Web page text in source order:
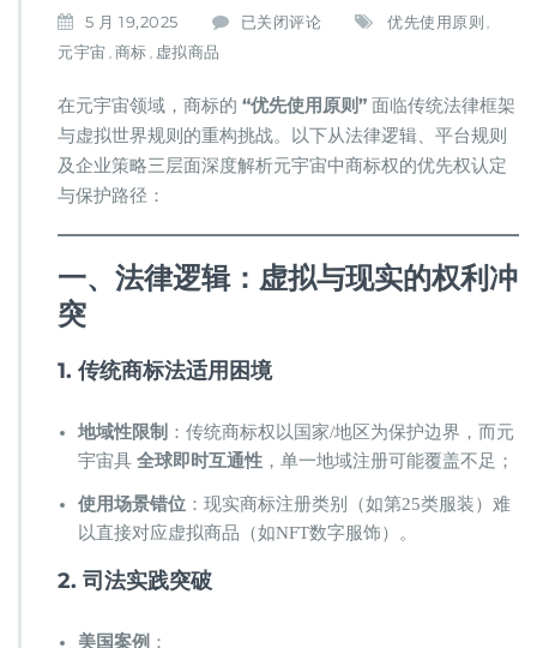
5 月 19,2025
商
元
宇
宙
优
用
则
已关闭评论 优先使用原则 ,
元宇宙 , 商标 , 虚拟商品
在元宇宙领域，商标的 ​ ​“优先使用原则”​ ​ 面临传统法律框架
与虚拟世界规则的重构挑战。以下从法律逻辑、平台规则
及企业策略三层面深度解析元宇宙中商标权的优先权认定
与保护路径：
​一、法律逻辑：虚拟与现实的权利冲
突​
​1. 传统商标法适用困境​
​地域性限制​ ​：传统商标权以国家/地区为保护边界，而元
宇宙具 ​ ​全球即时互通性​ ​，单一地域注册可能覆盖不足；
​使用场景错位​ ​：现实商标注册类别（如第25类服装）难
以直接对应虚拟商品（如NFT数字服饰）。
​2. 司法实践突破​
​美国案例​ ​：